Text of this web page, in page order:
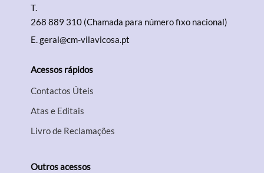
T.
268 889 310 (Chamada para número fixo nacional)
E.geral@cm-vilavicosa.pt
Acessos rápidos
Contactos Úteis
Atas e Editais
Livro de Reclamações
Outros acessos